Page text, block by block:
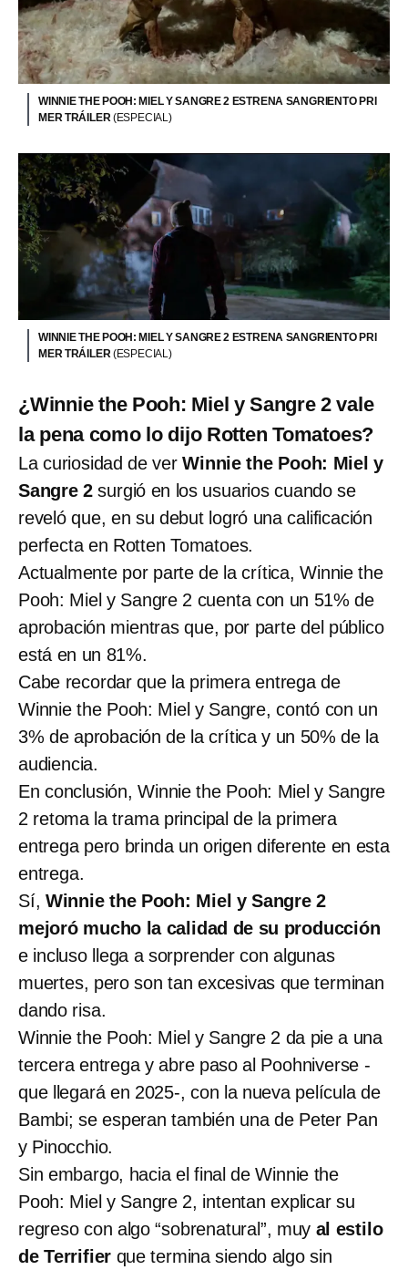
WINNIE THE POOH: MIEL Y SANGRE 2 ESTRENA SANGRIENTO PRI
MER TRÁILER (ESPECIAL)
WINNIE THE POOH: MIEL Y SANGRE 2 ESTRENA SANGRIENTO PRI
MER TRÁILER(ESPECIAL)
¿Winnie the Pooh: Miel y Sangre 2 vale
la pena como lo dijo Rotten Tomatoes?
La curiosidad de verWinnie the Pooh: Miel y
Sangre 2surgió en los usuarios cuando se
reveló que, en su debut logró una calificación
perfecta en Rotten Tomatoes.
Actualmente por parte de la crítica, Winnie the
Pooh: Miel y Sangre 2 cuenta con un 51% de
aprobación mientras que, por parte del público
está en un 81%.
Cabe recordar que la primera entrega de
Winnie the Pooh: Miel y Sangre, contó con un
3% de aprobación de la crítica y un 50% de la
audiencia.
En conclusión, Winnie the Pooh: Miel y Sangre
2 retoma la trama principal de la primera
entrega pero brinda un origen diferente en esta
entrega.
Sí, Winnie the Pooh: Miel y Sangre 2
mejoró mucho la calidad de su producción
e incluso llega a sorprender con algunas
muertes, pero son tan excesivas que terminan
dando risa.
Winnie the Pooh: Miel y Sangre 2 da pie a una
tercera entrega y abre paso al Poohniverse -
que llegará en 2025-, con la nueva película de
Bambi; se esperan también una de Peter Pan
y Pinocchio.
Sin embargo, hacia el final de Winnie the
Pooh: Miel y Sangre 2, intentan explicar su
regreso con algo “sobrenatural”, muy al estilo
de Terrifier que termina siendo algo sin